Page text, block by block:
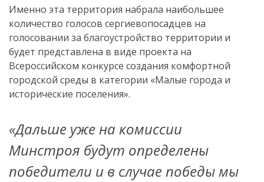
Именно эта территория набрала наибольшее
количество голосов сергиевопосадцев на
голосовании за благоустройство территории и
будет представлена в виде проекта на
Всероссийском конкурсе создания комфортной
городской среды в категории «Малые города и
исторические поселения».
«Дальше уже на комиссии
Минстроя будут определены
победители и в случае победы мы